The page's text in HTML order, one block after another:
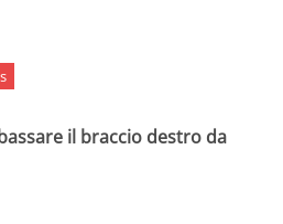
il braccio destro da